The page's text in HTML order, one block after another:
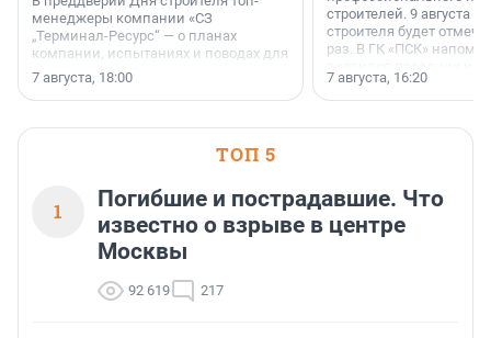
менеджеры компании «СЗ
„Терминал-Ресурс“ — о планах
компании, испытаниях и поводах для
осторожного оптимизма.
7 августа, 18:00
строителей. 9 августа
строителя будет
раз. В ГК «ПСК»
поменялась роль
7 августа, 16:20
ТОП 5
1
Погибшие и пострадавшие. Что
известно о взрыве в центре
Москвы
92 619 217